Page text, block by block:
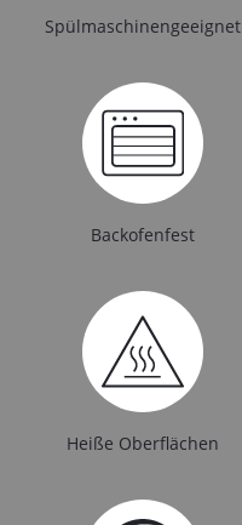
Spülmaschinengeeignet
Backofenfest
Heiße Oberflächen